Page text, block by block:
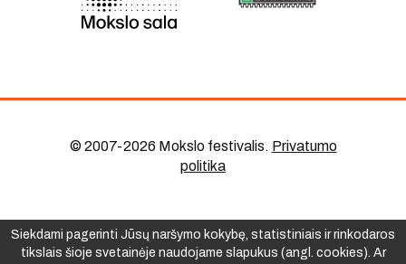
© 2007-2026 Mokslo festivalis. Privatumo
politika
Siekdami pagerinti Jūsų naršymo kokybę, statistiniais ir rinkodaros
tikslais šioje svetainėje naudojame slapukus (angl. cookies). Ar